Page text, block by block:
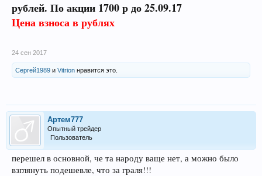
рублей. По акции 1700 р до 25.09.17
Цена взноса в рублях
24 сен 2017
Сергей1989 и Vitrion нравится это.
Артем777
Опытный трейдер
Пользователь
перешел в основной, че та народу ваще нет, а можно было
взглянуть подешевле, что за граля!!!